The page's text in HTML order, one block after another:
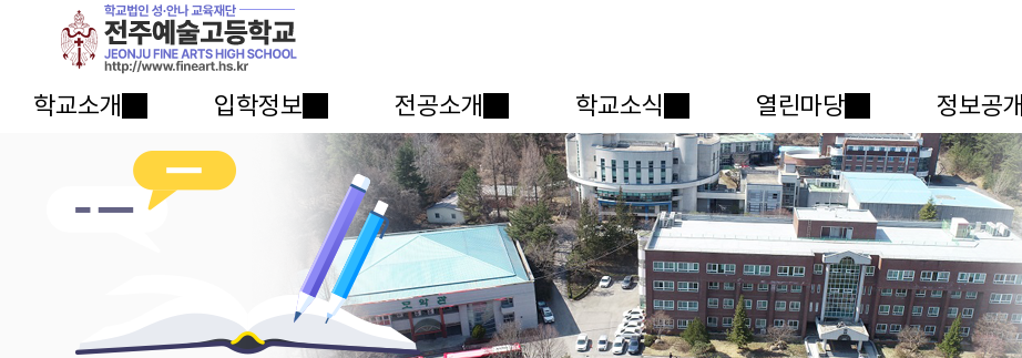
학교소개 입학정보 전공소개 학교소식 열린마당 정보공개